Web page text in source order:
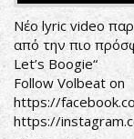
Νέο lyric video
από την πιο
Let’s Boogie“
Follow Volbeat on
https://
https://